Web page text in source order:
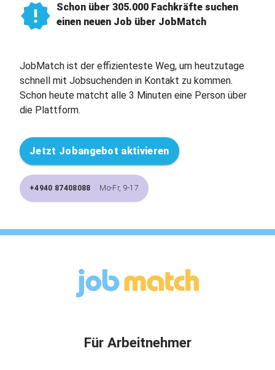
Schon über 305.000 Fachkräfte suchen
einen neuen Job über JobMatch
JobMatch ist der effizienteste Weg, um heutzutage
schnell mit Jobsuchenden in Kontakt zu kommen.
Schon heute matcht alle 3 Minuten eine Person über
die Plattform.
Jetzt Jobangebot aktivieren
+4940 87408088 Mo-Fr, 9-17
Für Arbeitnehmer